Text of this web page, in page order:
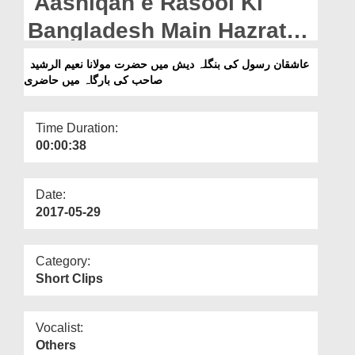
Departments
Our Websites
More
Bangladesh Main Hazrat
Molana Nadeem ur
Rasheed Sahib Ki Bargah
صاحب کی بارگاہ میں حاضری
Time Duration:
00:00:38
Date:
2017-05-29
Category:
Short Clips
Vocalist:
Others